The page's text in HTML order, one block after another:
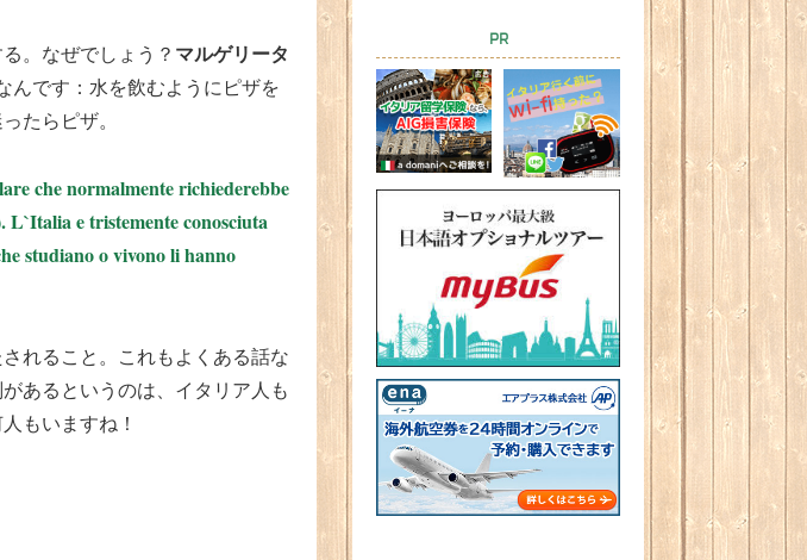
。なぜでしょう？ マルゲリータ
んです：水を飲むようにピザを
たらピザ。
che normalmente richiederebbe
L`Italia e tristemente conosciuta
studiano o vivono li hanno
れること。これもよくある話な
あるというのは、イタリア人も
もいますね！
PR